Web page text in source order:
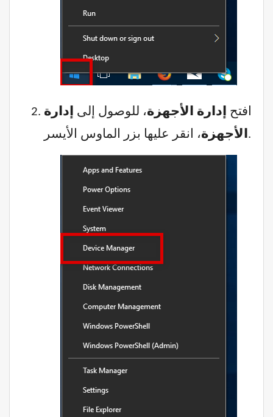
افتح إدارة الأجهزة، للوصول إلى
إدارة
الأجهزة ، انقر عليها بزر الماوس الأيسر.